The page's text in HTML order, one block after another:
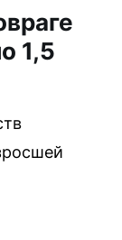
1,5